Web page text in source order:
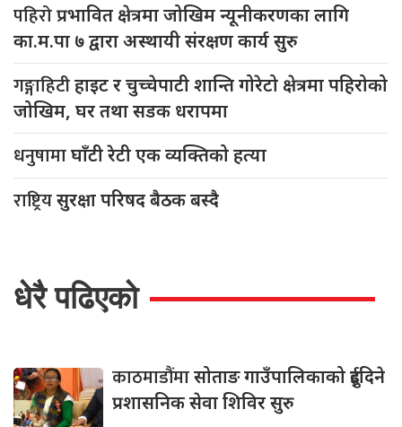
पहिरोप्रभावित क्षेत्रमा जोखिम न्यूनीकरणका लागि
का.म.पा ७ द्वारा अस्थायी संरक्षण कार्य सुरु
गङ्गाहिटीहाइट र चुच्चेपाटी शान्ति गोरेटो क्षेत्रमा पहिरोको
जोखिम, घर तथा सडक धरापमा
धनुषामाघाँटी रेटी एक व्यक्तिको हत्या
राष्ट्रियसुरक्षा परिषद बैठक बस्दै
धेरै पढिएको
काठमाडौंमासोताङ गाउँपालिकाको दुईदिने
प्रशासनिक सेवा शिविर सुरु